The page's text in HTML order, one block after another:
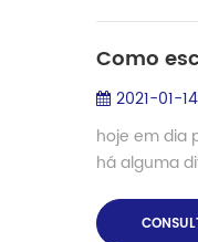
Como
2021-01-14
hoje em dia
há alguma